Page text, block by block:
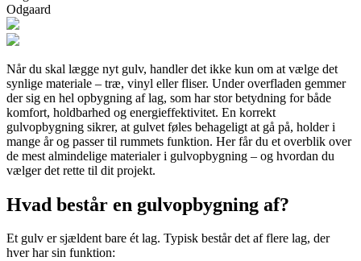
Odgaard
Når du skal lægge nyt gulv, handler det ikke kun om at vælge det
synlige materiale – træ, vinyl eller fliser. Under overfladen gemmer
der sig en hel opbygning af lag, som har stor betydning for både
komfort, holdbarhed og energieffektivitet. En korrekt
gulvopbygning sikrer, at gulvet føles behageligt at gå på, holder i
mange år og passer til rummets funktion. Her får du et overblik over
de mest almindelige materialer i gulvopbygning – og hvordan du
vælger det rette til dit projekt.
Hvad består en gulvopbygning af?
Et gulv er sjældent bare ét lag. Typisk består det af flere lag, der
hver har sin funktion: